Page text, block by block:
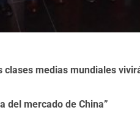
clases medias mundiales
del mercado de China”